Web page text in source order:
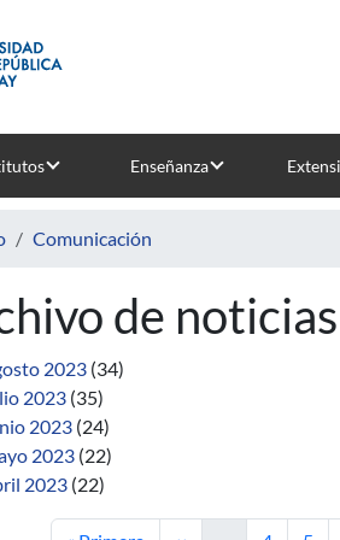
Enseñanza
Comunicación
de noticias
2023 (34)
2023 (35)
2023 (24)
2023 (22)
2023 (22)